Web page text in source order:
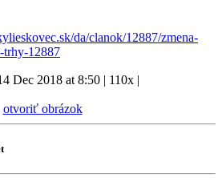
da/clanok/12887/zmena-
trhy-12887
Dec 2018 at 8:50 | 110x |
otvoriť obrázok